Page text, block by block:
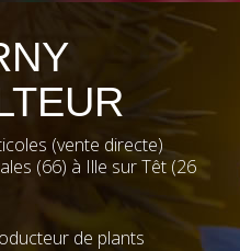
maraîchers
Pyrénées-Orientales
gamme de plants
variées
diverses laitues...